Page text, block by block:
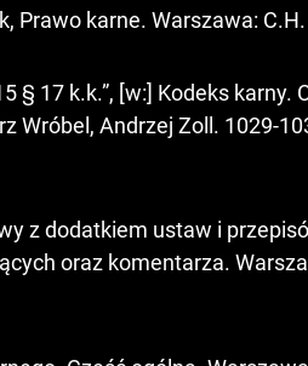
Prawo karne. Warszawa:
§ 17 k.k.”, [w:] Kodeks karny.
Wróbel, Andrzej Zoll. 1029-
z dodatkiem ustaw i
oraz komentarza.